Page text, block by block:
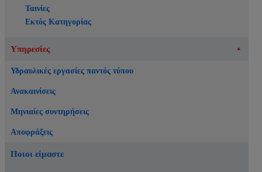
Ταινίες
Εκτός Κατηγορίας
Υπηρεσίες
Υδραυλικές εργασίες παντός τύπου
Ανακαινίσεις
Μηνιαίες συντηρήσεις
Αποφράξεις
Ποιοι είμαστε